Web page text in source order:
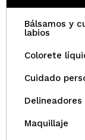
Bálsamos y
labios
Colorete
Cuidado
Delineadores
Maquillaje